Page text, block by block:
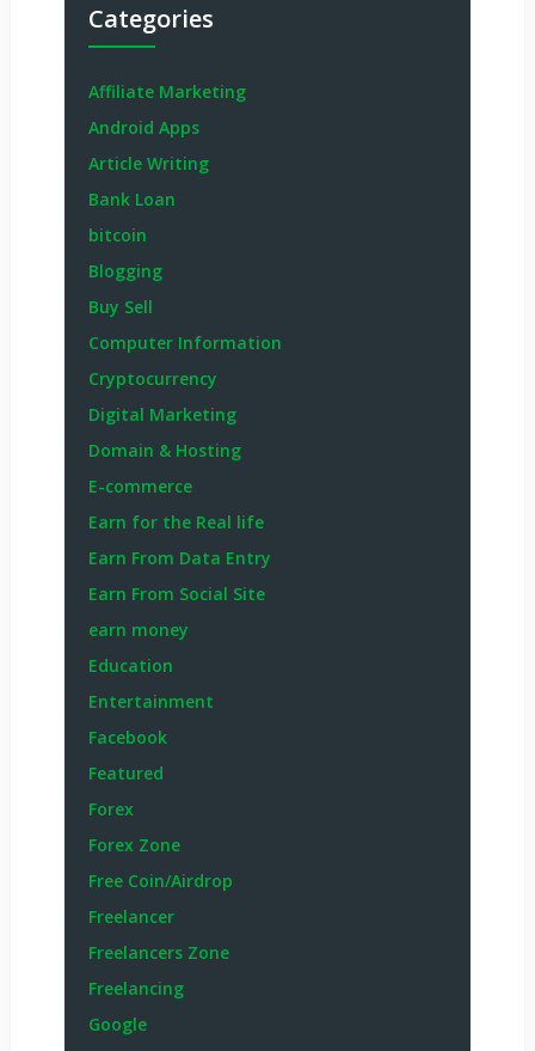
Categories
Affiliate Marketing
Android Apps
Article Writing
Bank Loan
bitcoin
Blogging
Buy Sell
Computer Information
Cryptocurrency
Digital Marketing
Domain & Hosting
E-commerce
Earn for the Real life
Earn From Data Entry
Earn From Social Site
earn money
Education
Entertainment
Facebook
Featured
Forex
Forex Zone
Free Coin/Airdrop
Freelancer
Freelancers Zone
Freelancing
Google